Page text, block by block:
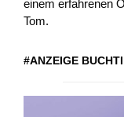
einem erfahrenen
Tom.
#ANZEIGE